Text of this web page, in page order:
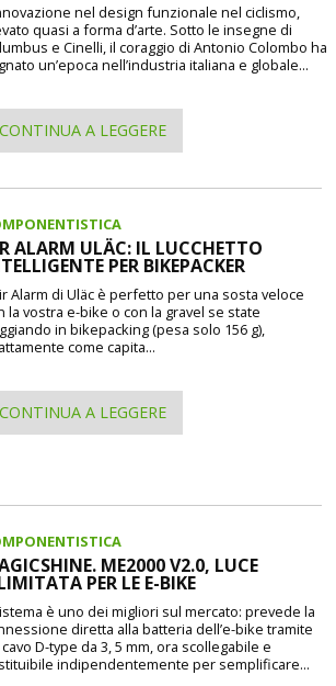
nel design funzionale nel ciclismo,
quasi a forma d’arte. Sotto le insegne di
e Cinelli, il coraggio di Antonio Colombo ha
un’epoca nell’industria italiana e globale...
CONTINUA A LEGGERE
ALARM ULÄC: IL LUCCHETTO
PER BIKEPACKER
Alarm di Uläc è perfetto per una sosta veloce
la vostra e-bike o con la gravel se state
in bikepacking (pesa solo 156 g),
come capita...
CONTINUA A LEGGERE
ME2000 V2.0, LUCE
PER LE E-BIKE
è uno dei migliori sul mercato: prevede la
diretta alla batteria dell’e-bike tramite
D-type da 3, 5 mm, ora scollegabile e
indipendentemente per semplificare...